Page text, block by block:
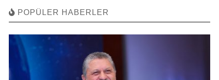
POPÜLER HABERLER